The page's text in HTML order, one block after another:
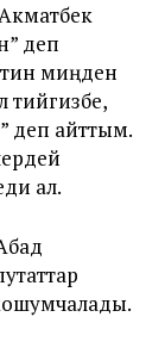
деп
миңден
тийгизбе,
деп айттым.
ал.